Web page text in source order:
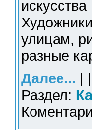
улицам,
разные
Далее... |
Раздел: